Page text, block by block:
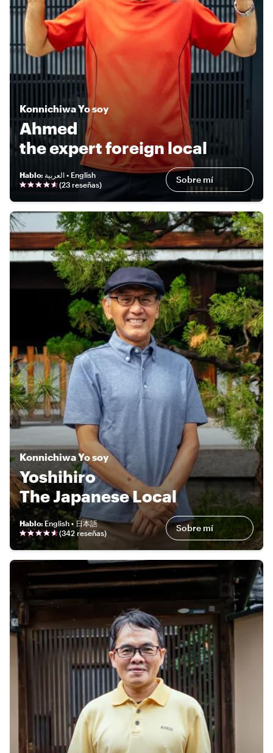
KonnichiwaYo soy
Ahmed
the expert foreign local
Hablo:
العربية • English
(23 reseñas) Sobre mí
KonnichiwaYo soy
Yoshihiro
The Japanese Local
Hablo:English • 日本語
(342 reseñas) Sobre mí